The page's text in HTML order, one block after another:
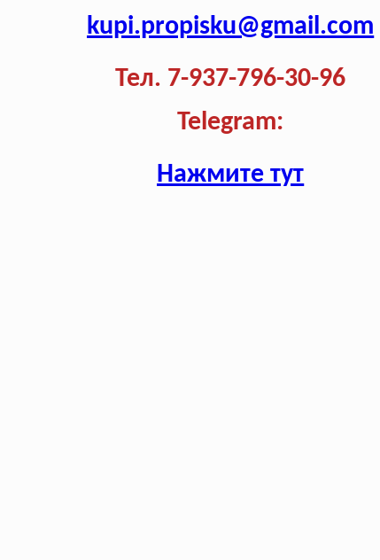
kupi.propisku@gmail.com
Тел. 7-937-796-30-96
Telegram:
Нажмите тут